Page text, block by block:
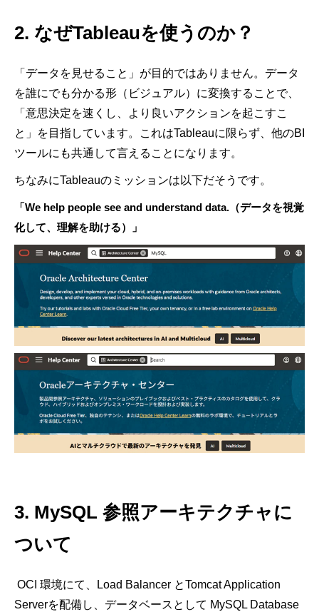
2. なぜTableauを使うのか？
「データを見せること」が目的ではありません。データ
を誰にでも分かる形（ビジュアル）に変換することで、
「意思決定を速くし、より良いアクションを起こすこ
と」を目指しています。これはTableauに限らず、他のBI
ツールにも共通して言えることになります。
ちなみにTableauのミッションは以下だそうです。
「 We help people see and understand data. （データを視覚
化して、理解を助ける）」
3. MySQL 参照アーキテクチャに
ついて
OCI 環境にて、 Load Balancer とTomcat Application
Serverを配備し、データベースとして MySQL Database